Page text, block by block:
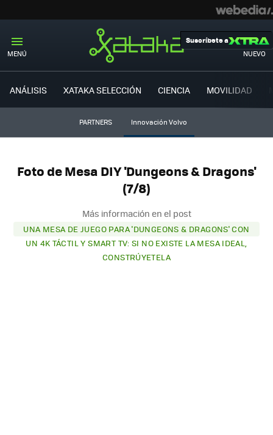
MENÚ NUEVO
Suscríbete a
ANÁLISIS XATAKA SELECCIÓN CIENCIA MOVILIDAD
PARTNERS Innovación Volvo
Foto de Mesa DIY 'Dungeons & Dragons'
(7/8)
Más información en el post
UNA MESA DE JUEGO PARA 'DUNGEONS & DRAGONS' CON
UN 4K TÁCTIL Y SMART TV: SI NO EXISTE LA MESA IDEAL,
CONSTRÚYETELA